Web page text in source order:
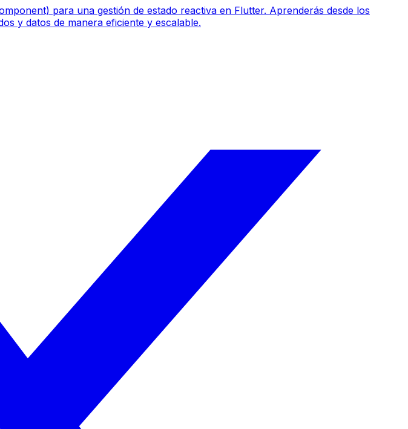
para una gestión de estado reactiva en Flutter. Aprenderás desde los
y datos de manera eficiente y escalable.